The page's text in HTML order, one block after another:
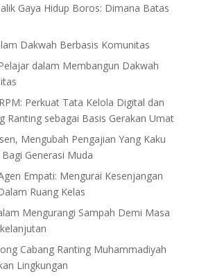
Gaya Hidup Boros: Dimana Batas
Dakwah Berbasis Komunitas
dalam Membangun Dakwah
Perkuat Tata Kelola Digital dan
Ranting sebagai Basis Gerakan Umat
Mengubah Pengajian Yang Kaku
Bagi Generasi Muda
Empati: Mengurai Kesenjangan
Ruang Kelas
Mengurangi Sampah Demi Masa
Cabang Ranting Muhammadiyah
Lingkungan